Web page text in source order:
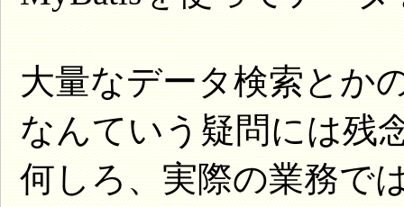
大量なデータ検索とか
なんていう疑問には残
何しろ、実際の業務で